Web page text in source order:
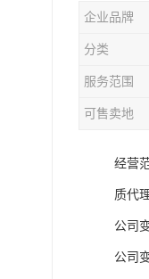
企业品牌
分类
服务范围
可售卖地
经营
质代
公司
公司